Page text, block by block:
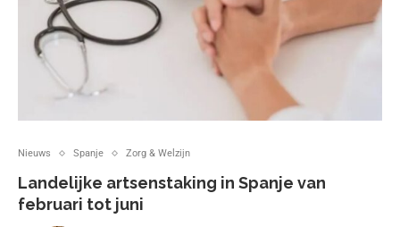
Nieuws Spanje Zorg & Welzijn
Landelijke artsenstaking in Spanje van
februari tot juni